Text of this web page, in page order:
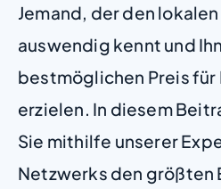
Jemand, der den
auswendig kennt und
bestmöglichen Preis für
erzielen. In diesem
Sie mithilfe unserer
Netzwerks den größten